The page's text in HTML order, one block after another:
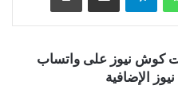
كوش نيوز على واتساب
الإضافية